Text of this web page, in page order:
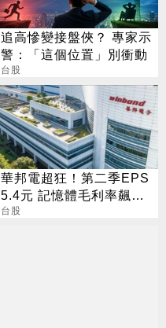
追高慘變接盤俠？ 專家示
警：「這個位置」別衝動
台股
華邦電超狂！第二季EPS
5.4元 記憶體毛利率飆至
70.3%
台股